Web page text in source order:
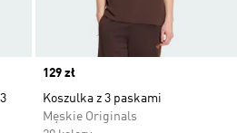
Price
129 zł
Koszulka z 3 paskami
Męskie Originals